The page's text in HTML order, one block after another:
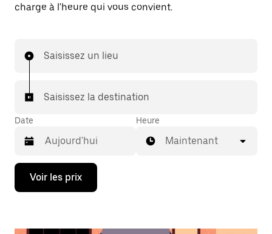
charge à l'heure qui vous convient.
Saisissez un lieu
Saisissez la destination
Date
Appuyez
la
Heure
Maintenant
Voir les prix